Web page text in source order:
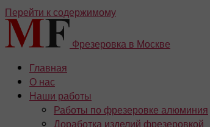
Перейти к содержимому
Фрезеровка в Москве
Главная
О нас
Наши работы
Работы по фрезеровке алюминия
Доработка изделий фрезеровкой